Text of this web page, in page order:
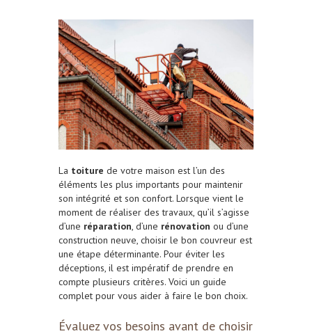
La toiture de votre maison est l’un des
éléments les plus importants pour maintenir
son intégrité et son confort. Lorsque vient le
moment de réaliser des travaux, qu’il s’agisse
d’une réparation, d’une rénovation ou d’une
construction neuve, choisir le bon couvreur est
une étape déterminante. Pour éviter les
déceptions, il est impératif de prendre en
compte plusieurs critères. Voici un guide
complet pour vous aider à faire le bon choix.
Évaluez vos besoins avant de choisir